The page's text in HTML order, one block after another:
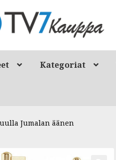
Kategoriat
Jumalan äänen